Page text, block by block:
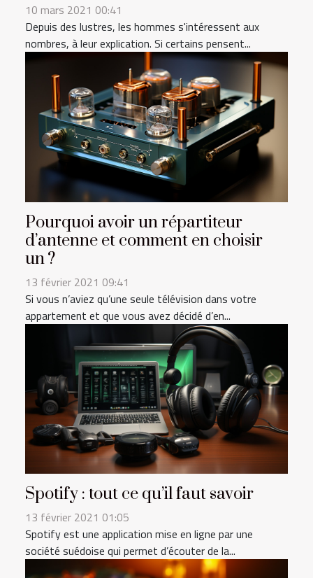
10 mars 2021 00:41
Depuis des lustres, les hommes s'intéressent aux
nombres, à leur explication. Si certains pensent...
Pourquoi avoir un répartiteur
d’antenne et comment en choisir
un ?
13 février 2021 09:41
Si vous n’aviez qu’une seule télévision dans votre
appartement et que vous avez décidé d’en...
Spotify : tout ce qu’il faut savoir
13 février 2021 01:05
Spotify est une application mise en ligne par une
société suédoise qui permet d’écouter de la...